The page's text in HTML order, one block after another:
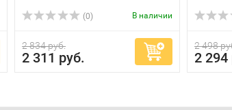
(0) В наличии
2 834 руб.
2 311 руб.
2 498
2 294